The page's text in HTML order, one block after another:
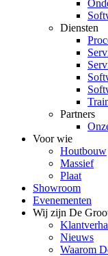
Diensten
Partners
Voor wie
Houtbouw
Massief
Plaat
Showroom
Evenementen
Wij zijn De
Nieuws
Waarom